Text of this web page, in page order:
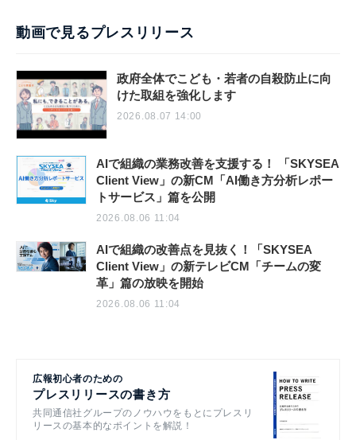
動画で見るプレスリリース
政府全体でこども・若者の自殺防止に向
けた取組を強化します
2026.08.07 14:00
AIで組織の業務改善を支援する！ 「SKYSEA
Client View」の新CM「AI働き方分析レポー
トサービス」篇を公開
2026.08.06 11:04
AIで組織の改善点を見抜く！「SKYSEA
Client View」の新テレビCM「チームの変
革」篇の放映を開始
2026.08.06 11:04
広報初心者のための
プレスリリースの書き方
共同通信社グループのノウハウをもとにプレスリ
リースの基本的なポイントを解説！